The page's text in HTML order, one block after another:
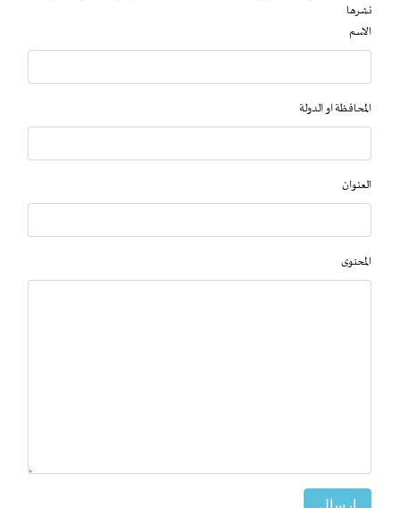
نشرها
الاسم
المحافظة او الدولة
العنوان
المحتوى
إرسال